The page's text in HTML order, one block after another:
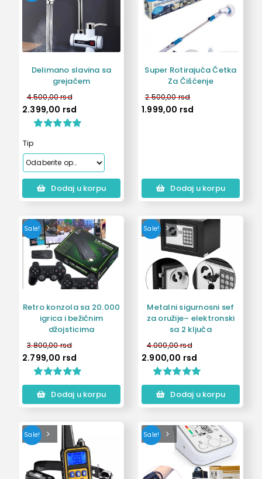
Delimano slavina sa
grejačem
4.500,00rsd
2.399,00 rsd
osnovu
ocene kupca
Tip
Dodaj u korpu
Super Rotirajuća Četka
Za Čišćenje
2.500,00rsd
1.999,00 rsd
Dodaj u korpu
Sale!
Retro konzola sa 20.000
igrica i bežičnim
džojsticima
3.800,00rsd
2.799,00 rsd
Ocenjeno
5.00 od 5 na
osnovu
5
kupaca
Dodaj u korpu
Sale!
Metalni sigurnosni sef
za oružije– elektronski
sa 2 ključa
4.000,00rsd
2.900,00 rsd
Ocenjeno
5.00 od 5 na
osnovu
1
Dodaj u korpu
Sale! Sale!